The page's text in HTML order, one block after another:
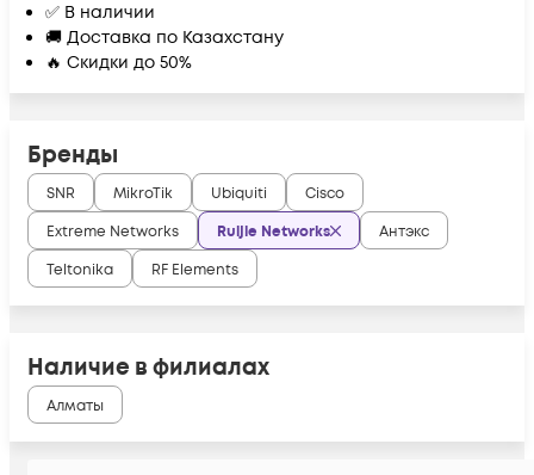
✅ В наличии
🚚 Доставка по Казахстану
🔥 Скидки до 50%
Бренды
SNR MikroTik Ubiquiti
Cisco
Extreme Networks
Ruijie Networks
Антэкс
Teltonika
RF Elements
Наличие в филиалах
Алматы